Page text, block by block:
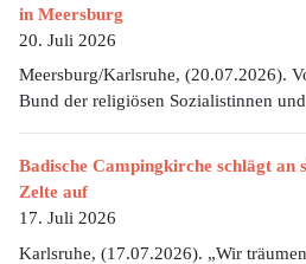
in Meersburg
20. Juli 2026
Meersburg/Karlsruhe, (20.07.2026).
Bund der religiösen Sozialistinnen
Badische Campingkirche schlägt an
Zelte auf
17. Juli 2026
Karlsruhe, (17.07.2026). „Wir